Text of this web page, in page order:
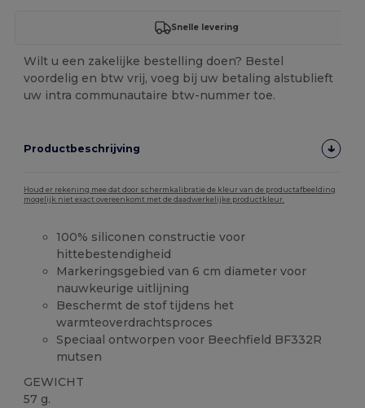
Snelle levering
Wilt u een zakelijke bestelling doen? Bestel
voordelig en btw vrij, voeg bij uw betaling alstublieft
uw intra communautaire btw-nummer toe.
Productbeschrijving
Houd er rekening mee dat door schermkalibratie de kleur van de productafbeelding
mogelijk niet exact overeenkomt met de daadwerkelijke productkleur.
100% siliconen constructie voor
hittebestendigheid
Markeringsgebied van 6 cm diameter voor
nauwkeurige uitlijning
Beschermt de stof tijdens het
warmteoverdrachtsproces
Speciaal ontworpen voor Beechfield BF332R
mutsen
GEWICHT
57 g.